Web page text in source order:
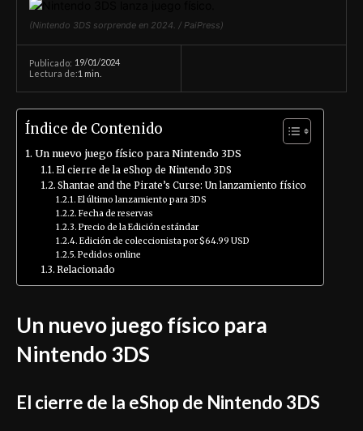
(Nintendo 3DS sorprende en 2024. / PaiPress)
Publicado: 19/01/2024
Lectura de:1 min.
Índice de Contenido
Un nuevo juego físico para Nintendo 3DS
El cierre de la eShop de Nintendo 3DS
Shantae and the Pirate’s Curse: Un lanzamiento físico
El último lanzamiento para 3DS
Fecha de reservas
Precio de la Edición estándar
Edición de coleccionista por $64.99 USD
Pedidos online
Relacionado
Un nuevo juego físico para
Nintendo 3DS
El cierre de la eShop de Nintendo 3DS